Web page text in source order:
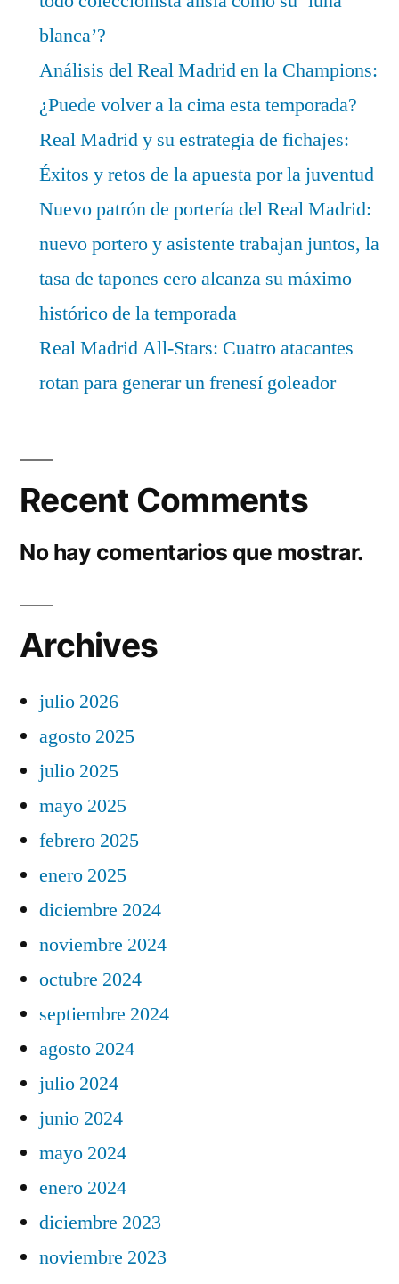
blanca’?
Análisis del Real Madrid en la Champions:
¿Puede volver a la cima esta temporada?
Real Madrid y su estrategia de fichajes:
Éxitos y retos de la apuesta por la juventud
Nuevo patrón de portería del Real Madrid:
nuevo portero y asistente trabajan juntos, la
tasa de tapones cero alcanza su máximo
histórico de la temporada
Real Madrid All-Stars: Cuatro atacantes
rotan para generar un frenesí goleador
Recent Comments
No hay comentarios que mostrar.
Archives
julio 2026
agosto 2025
julio 2025
mayo 2025
febrero 2025
enero 2025
diciembre 2024
noviembre 2024
octubre 2024
septiembre 2024
agosto 2024
julio 2024
junio 2024
mayo 2024
enero 2024
diciembre 2023
noviembre 2023